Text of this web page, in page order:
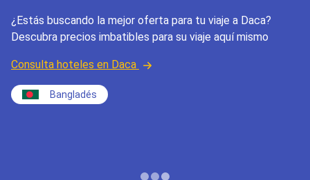
¿Estás buscando la mejor oferta para tu viaje a Daca?
Descubra precios imbatibles para su viaje aquí mismo
Consulta hoteles en Daca
Bangladés